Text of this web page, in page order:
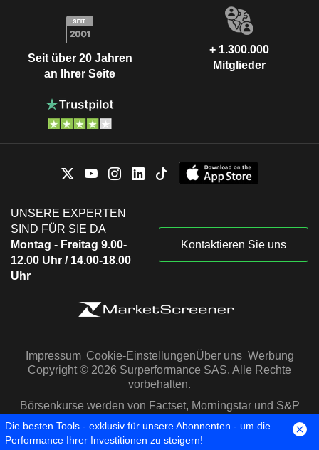
Seit über 20 Jahren
an Ihrer Seite
+ 1.300.000
Mitglieder
UNSERE EXPERTEN
SIND FÜR SIE DA
Montag - Freitag 9.00-
12.00 Uhr / 14.00-18.00
Uhr
Kontaktieren Sie uns
Impressum Cookie-EinstellungenÜber uns Werbung
Copyright © 2026 Surperformance SAS. Alle Rechte
vorbehalten.
Börsenkurse werden von Factset, Morningstar und S&P
Capital IQ zur Verfügung gestellt
Die besten Tools - exklusiv für unsere Abonnenten - um die
Performance Ihrer Investitionen zu steigern!